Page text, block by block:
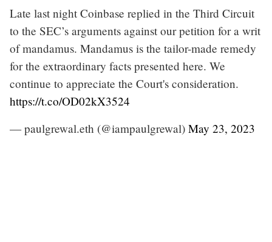
Late last night Coinbase replied in the Third Circuit
to the SEC’s arguments against our petition for a writ
of mandamus. Mandamus is the tailor-made remedy
for the extraordinary facts presented here. We
continue to appreciate the Court's consideration.
https://t.co/OD02kX3524
— paulgrewal.eth (@iampaulgrewal) May 23, 2023